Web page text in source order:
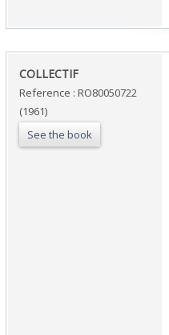
‎COLLECTIF‎
Reference : RO80050722
(1961)
See the book